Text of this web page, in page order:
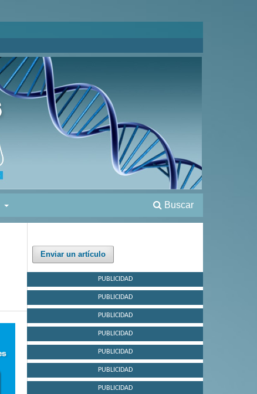
Buscar
Enviar un artículo
PUBLICIDAD
PUBLICIDAD
PUBLICIDAD
PUBLICIDAD
PUBLICIDAD
PUBLICIDAD
PUBLICIDAD